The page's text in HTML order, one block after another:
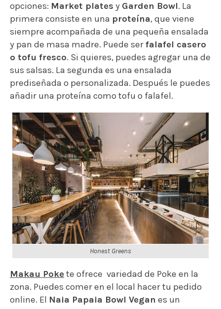
opciones: Market plates y Garden Bowl. La
primera consiste en una proteína, que viene
siempre acompañada de una pequeña ensalada
y pan de masa madre. Puede serfalafel casero
o tofu fresco. Si quieres, puedes agregar una de
sus salsas. La segunda es una ensalada
prediseñada o personalizada. Después le puedes
añadir una proteína como tofu o falafel.
Honest Greens
Makau Poke te ofrece variedad de Poke en la
zona. Puedes comer en el local hacer tu pedido
online. El Naia Papaia Bowl Vegan es un